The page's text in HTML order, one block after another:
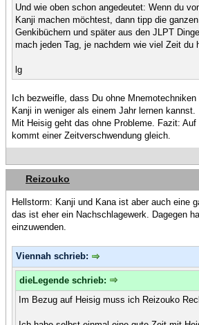
Und wie oben schon angedeutet: Wenn du
Kanji machen möchtest, dann tipp die
Genkibüchern und später aus den JLPT
mach jeden Tag, je nachdem wie viel Zeit du
lg
Ich bezweifle, dass Du ohne
Kanji in weniger als einem Jahr lernen kannst.
Mit Heisig geht das ohne Probleme. Fazit:
kommt einer Zeitverschwendung gleich.
Reizouko
Hellstorm: Kanji und Kana ist aber auch eine
das ist eher ein Nachschlagewerk. Dagegen
einzuwenden.
Viennah schrieb:
dieLegende schrieb:
Im Bezug auf Heisig muss ich Reizouko